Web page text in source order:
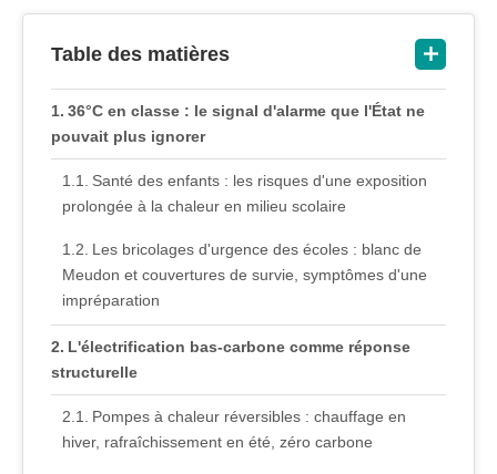
Table des matières
36°C en classe : le signal d'alarme que l'État ne
pouvait plus ignorer
Santé des enfants : les risques d'une exposition
prolongée à la chaleur en milieu scolaire
Les bricolages d'urgence des écoles : blanc de
Meudon et couvertures de survie, symptômes d'une
impréparation
L'électrification bas-carbone comme réponse
structurelle
Pompes à chaleur réversibles : chauffage en
hiver, rafraîchissement en été, zéro carbone